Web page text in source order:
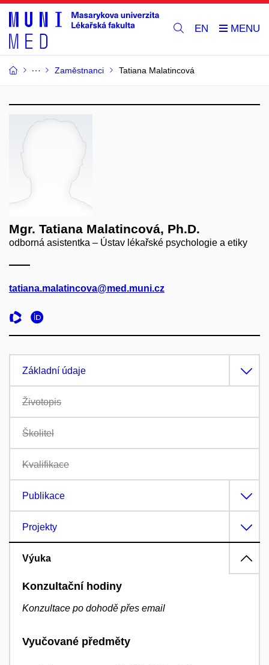
EN
Zaměstnanci Tatiana Malatincová
Mgr. Tatiana Malatincová, Ph.D.
odborná asistentka – Ústav lékařské psychologie a etiky
tatiana.malatincova@med.muni.cz
Základní údaje
Životopis
Školitel
Kvalifikace
Publikace
Projekty
Výuka
Konzultační hodiny
Konzultace po dohodě přes email
Vyučované předměty